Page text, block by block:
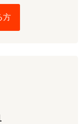
方